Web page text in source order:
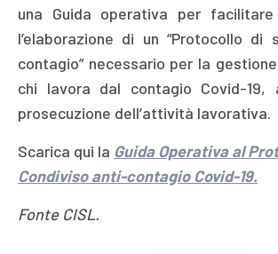
una Guida operativa per
l’elaborazione di un “Protocollo di
contagio” necessario per la
chi lavora dal contagio Covid-
prosecuzione dell’attività lavorativa.
Scarica qui la Guida Operativa al
Condiviso anti-contagio Covid-19.
Fonte CISL.